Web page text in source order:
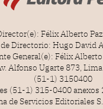
Félix Alberto
Directorio: Hugo David
General(e): Félix
Alfonso Ugarte 873,
(51-1) 3150400
(51-1) 315-0400 anexos
de Servicios Editoriales